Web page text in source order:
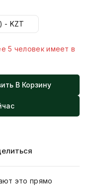
- KZT
12 час
5 человек имеет в
В Корзину
это прямо